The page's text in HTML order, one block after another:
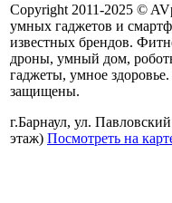
Copyright 2011-2025 ©
умных гаджетов и
известных брендов.
дроны, умный дом,
гаджеты, умное
защищены.
г.Барнаул, ул.
этаж) Посмотреть на